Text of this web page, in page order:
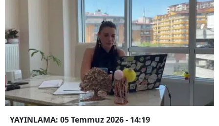
YAYINLAMA: 05 Temmuz 2026 - 14:19